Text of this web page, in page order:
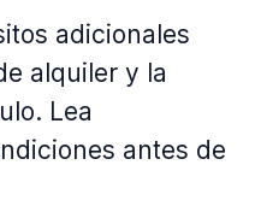
adicionales
alquiler y la
Lea
antes de